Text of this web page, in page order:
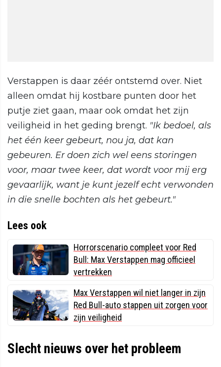
Verstappen is daar zéér ontstemd over. Niet
alleen omdat hij kostbare punten door het
putje ziet gaan, maar ook omdat het zijn
veiligheid in het geding brengt. "Ik bedoel, als
het één keer gebeurt, nou ja, dat kan
gebeuren. Er doen zich wel eens storingen
voor, maar twee keer, dat wordt voor mij erg
gevaarlijk, want je kunt jezelf echt verwonden
in die snelle bochten als het gebeurt."
Lees ook
Horrorscenario compleet voor Red
Bull: Max Verstappen mag officieel
vertrekken
Max Verstappen wil niet langer in zijn
Red Bull-auto stappen uit zorgen voor
zijn veiligheid
Slecht nieuws over het probleem